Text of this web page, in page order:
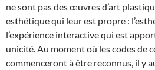
ne sont pas des œuvres d’art
esthétique qui leur est propre :
l’expérience interactive qui est
unicité. Au moment où les codes de
commenceront à être reconnus, il y